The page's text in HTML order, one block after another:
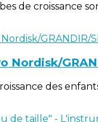
de croissance
Nordisk/
des